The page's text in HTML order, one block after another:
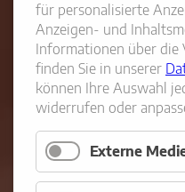
für personalisierte
Anzeigen- und
Informationen über die
finden Sie in unserer
können Ihre Auswahl
widerrufen oder
Externe